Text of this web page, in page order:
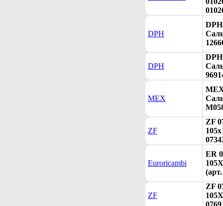
DPH
DPH
DPH
DPH
MEX
ZF
ZF
Euroricambi
ER
ZF
ZF